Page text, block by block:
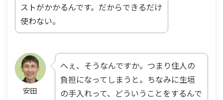
ストがかかるんです。だからできるだけ
使わない。
安田
へぇ、そうなんですか。つまり住人の
負担になってしまうと。ちなみに生垣
の手入れって、どういうことをするんで